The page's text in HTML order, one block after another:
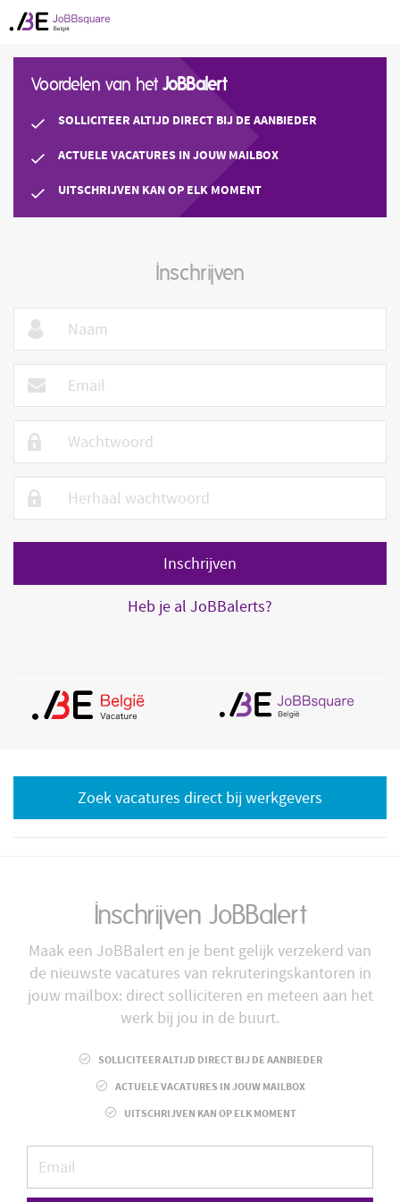
Voordelen van het JoBBalert
SOLLICITEER ALTIJD DIRECT BIJ DE AANBIEDER
ACTUELE VACATURES IN JOUW MAILBOX
UITSCHRIJVEN KAN OP ELK MOMENT
Inschrijven
Heb je al JoBBalerts?
Zoek vacatures direct bij werkgevers
Inschrijven JoBBalert
Maak een JoBBalert en je bent gelijk verzekerd van
de nieuwste vacatures van rekruteringskantoren in
jouw mailbox: direct solliciteren en meteen aan het
werk bij jou in de buurt.
SOLLICITEER ALTIJD DIRECT BIJ DE AANBIEDER
ACTUELE VACATURES IN JOUW MAILBOX
UITSCHRIJVEN KAN OP ELK MOMENT